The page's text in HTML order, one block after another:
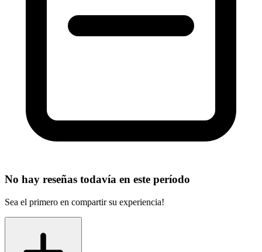
No hay reseñas todavía en este período
Sea el primero en compartir su experiencia!